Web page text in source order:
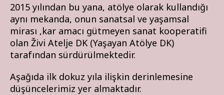
2015 yılından bu yana, atölye olarak kullandığı
aynı mekanda, onun sanatsal ve yaşamsal
mirası ,kar amacı gütmeyen sanat kooperatifi
olan Živi Atelje DK (Yaşayan Atölye DK)
tarafından sürdürülmektedir.
Aşağıda ilk dokuz yıla ilişkin derinlemesine
düşüncelerimiz yer almaktadır.